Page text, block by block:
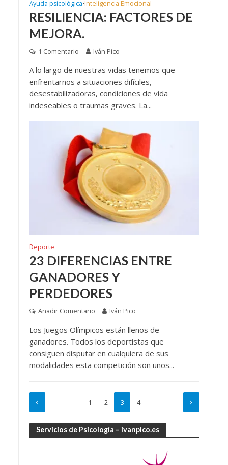
Ayuda psicológica•Inteligencia Emocional
RESILIENCIA: FACTORES DE
MEJORA.
1 Comentario Iván Pico
A lo largo de nuestras vidas tenemos que
enfrentarnos a situaciones difíciles,
desestabilizadoras, condiciones de vida
indeseables o traumas graves. La...
Deporte
23 DIFERENCIAS ENTRE
GANADORES Y
PERDEDORES
Añadir Comentario Iván Pico
Los Juegos Olímpicos están llenos de
ganadores. Todos los deportistas que
consiguen disputar en cualquiera de sus
modalidades esta competición son unos...
1 2 3 4
Servicios de Psicología – ivanpico.es